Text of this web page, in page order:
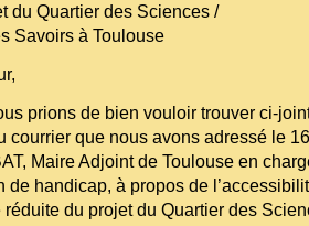
du Quartier des Sciences /
Savoirs à Toulouse
prions de bien vouloir trouver ci-
courrier que nous avons adressé le
Maire Adjoint de Toulouse en
de handicap, à propos de
réduite du projet du Quartier des